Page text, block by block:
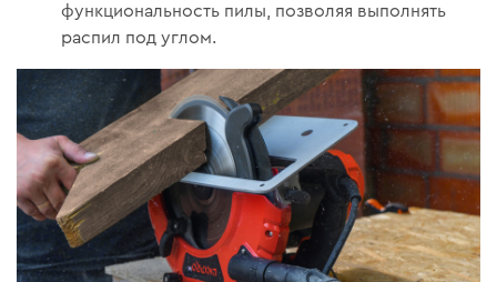
функциональность пилы, позволяя выполнять
распил под углом.